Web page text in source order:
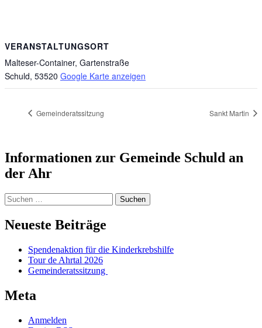
VERANSTALTUNGSORT
Malteser-Container, Gartenstraße
Schuld, 53520 Google Karte anzeigen
Gemeinderatssitzung Sankt Martin
Informationen zur Gemeinde Schuld an
der Ahr
Suchen
nach:
Neueste Beiträge
Spendenaktion für die Kinderkrebshilfe
Tour de Ahrtal 2026
Gemeinderatssitzung
Meta
Anmelden